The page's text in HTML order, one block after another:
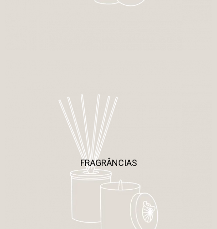
FRAGRÂNCIAS